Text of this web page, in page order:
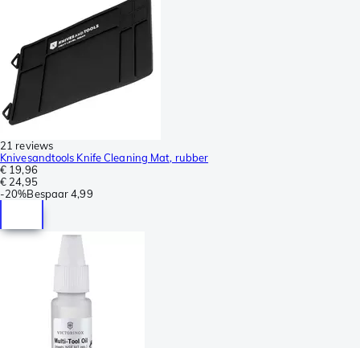
21 reviews
Knivesandtools Knife Cleaning Mat, rubber
€ 19,96
€ 24,95
-20%Bespaar 4,99